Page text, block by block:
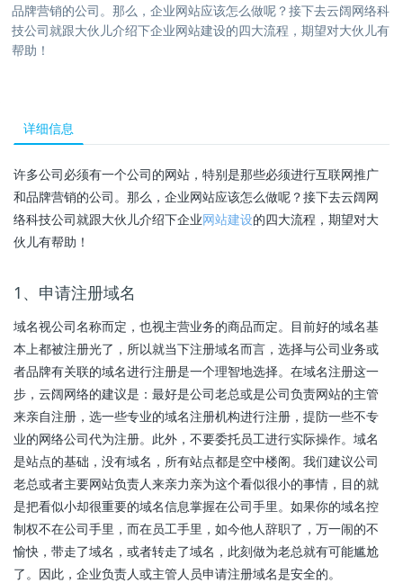
品牌营销的公司。那么，企业网站应该怎么做呢？接下去云阔网络科
技公司就跟大伙儿介绍下企业网站建设的四大流程，期望对大伙儿有
帮助！
详细信息
许多公司必须有一个公司的网站，特别是那些必须进行互联网推广
和品牌营销的公司。那么，企业网站应该怎么做呢？接下去云阔网
络科技公司就跟大伙儿介绍下企业网站建设的四大流程，期望对大
伙儿有帮助！
1、申请注册域名
域名视公司名称而定，也视主营业务的商品而定。目前好的域名基
本上都被注册光了，所以就当下注册域名而言，选择与公司业务或
者品牌有关联的域名进行注册是一个理智地选择。在域名注册这一
步，云阔网络的建议是：最好是公司老总或是公司负责网站的主管
来亲自注册，选一些专业的域名注册机构进行注册，提防一些不专
业的网络公司代为注册。此外，不要委托员工进行实际操作。域名
是站点的基础，没有域名，所有站点都是空中楼阁。我们建议公司
老总或者主要网站负责人来亲力亲为这个看似很小的事情，目的就
是把看似小却很重要的域名信息掌握在公司手里。如果你的域名控
制权不在公司手里，而在员工手里，如今他人辞职了，万一闹的不
愉快，带走了域名，或者转走了域名，此刻做为老总就有可能尴尬
了。因此，企业负责人或主管人员申请注册域名是安全的。